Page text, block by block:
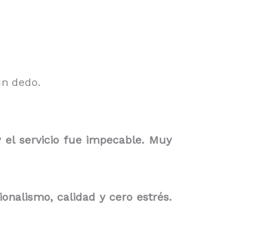
dedo.
servicio fue impecable. Muy
calidad y cero estrés.